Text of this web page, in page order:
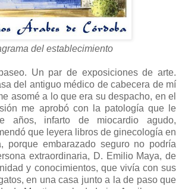
del establecimiento
Un par de exposiciones de arte.
del antiguo médico de cabecera de mí
asomé a lo que era su despacho, en el
me aprobó con la patología que le
años, infarto de miocardio agudo,
que leyera libros de ginecología en
porque embarazado seguro no podría
extraordinaria, D. Emilio Maya, de
y conocimientos, que vivía con sus
en una casa junto a la de paso que